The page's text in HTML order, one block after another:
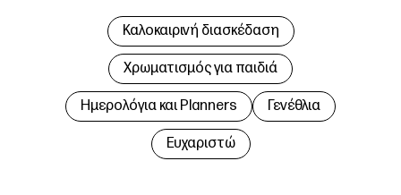
Καλοκαιρινή διασκέδαση
Χρωματισμός για παιδιά
Hμερολόγια και Planners Γενέθλια
Ευχαριστώ